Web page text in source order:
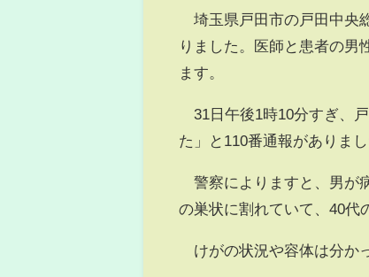
埼玉県戸田市の戸田中央
りました。医師と患者の男
ます。
31日午後1時10分すぎ、
た」と110番通報がありまし
警察によりますと、男が
の巣状に割れていて、40代
けがの状況や容体は分か